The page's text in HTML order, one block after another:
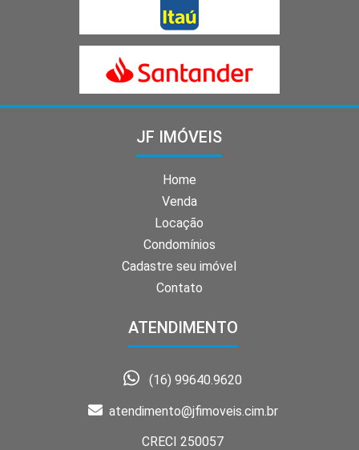
JF IMÓVEIS
Home
Venda
Locação
Condomínios
Cadastre seu imóvel
Contato
ATENDIMENTO
(16) 99640.9620
atendimento@jfimoveis.cim.br
CRECI 250057